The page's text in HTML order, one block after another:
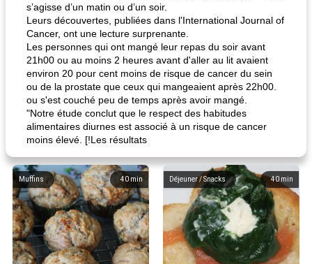
s’agisse d’un matin ou d’un soir.
Leurs découvertes, publiées dans l'International Journal of
Cancer, ont une lecture surprenante.
Les personnes qui ont mangé leur repas du soir avant
21h00 ou au moins 2 heures avant d'aller au lit avaient
environ 20 pour cent moins de risque de cancer du sein
ou de la prostate que ceux qui mangeaient après 22h00.
ou s'est couché peu de temps après avoir mangé.
"Notre étude conclut que le respect des habitudes
alimentaires diurnes est associé à un risque de cancer
moins élevé. [!Les résultats
40 min
Muffins 40 min
Déjeuner / Snacks